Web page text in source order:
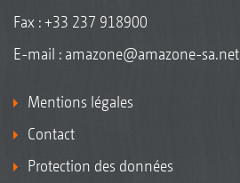
Fax : +33 237 918900
E-mail : amazone@amazone-sa.net
Mentions légales
Contact
Protection des données